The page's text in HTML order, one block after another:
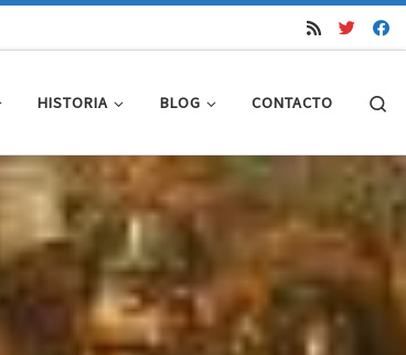
HISTORIA BLOG CONTACTO